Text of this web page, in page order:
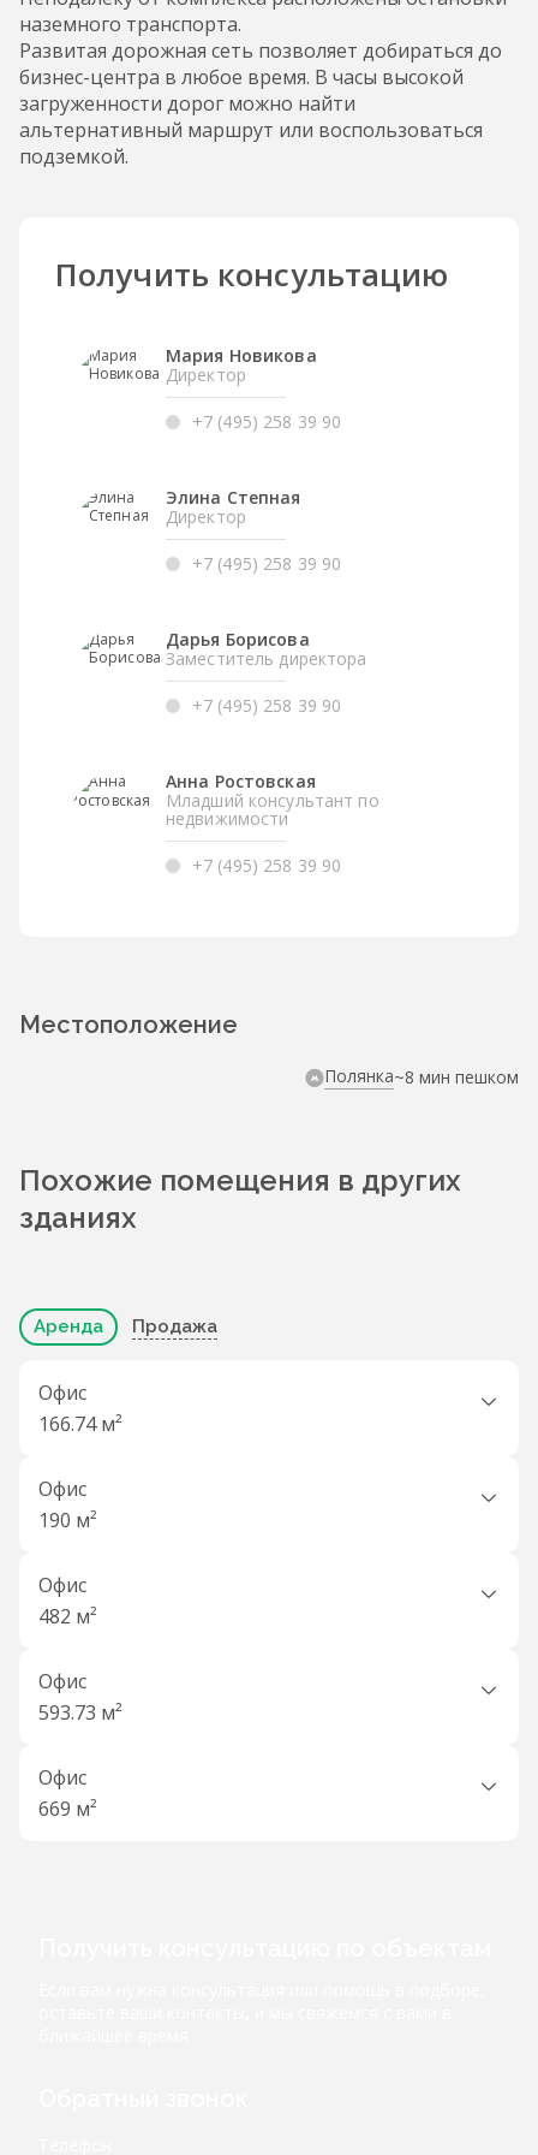
наземного транспорта.
Развитая дорожная сеть позволяет добираться до
бизнес-центра в любое время. В часы высокой
загруженности дорог можно найти
альтернативный маршрут или воспользоваться
подземкой.
Получить консультацию
Мария Новикова
Директор
+7 (495) 258 39 90
Элина Степная
Директор
+7 (495) 258 39 90
Дарья Борисова
Заместитель директора
+7 (495) 258 39 90
Анна Ростовская
Младший консультант по
недвижимости
+7 (495) 258 39 90
Местоположение
Полянка~8 мин пешком
Похожие помещения в других
зданиях
Аренда Продажа
Офис
166.74 м²
Офис
190 м²
Офис
482 м²
Офис
593.73 м²
Офис
669 м²